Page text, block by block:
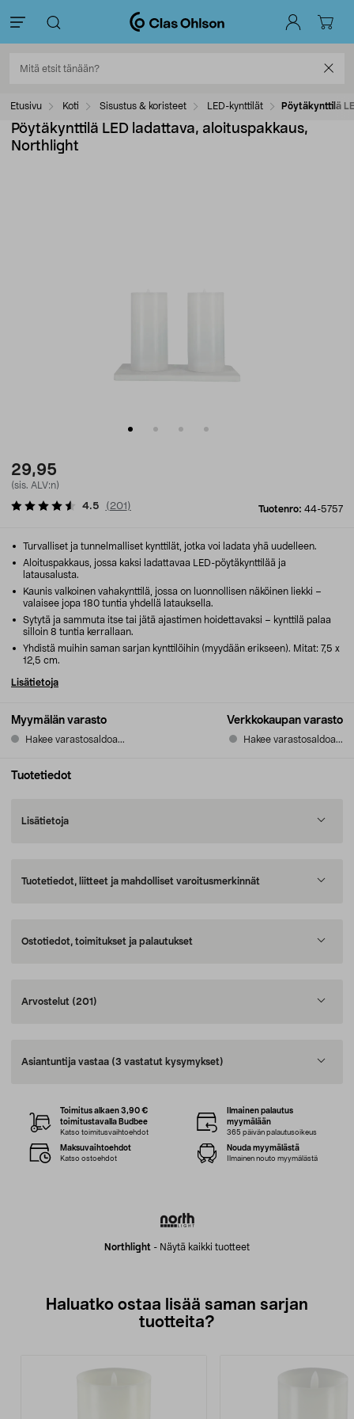
Etusivu Koti Sisustus & koristeet LED-kynttilät Pöytäkynttilä
Pöytäkynttilä LED ladattava, aloituspakkaus,
Northlight
29,95
(sis. ALV:n)
Tuotenro: 44-5757
4.5 ( 201 )
Myymälän varasto
Hakee varastosaldoa...
Verkkokaupan varasto
Hakee varastosaldoa...
Turvalliset ja tunnelmalliset kynttilät, jotka voi ladata yhä uudelleen.
Aloituspakkaus, jossa kaksi ladattavaa LED-pöytäkynttilää ja
latausalusta.
Kaunis valkoinen vahakynttilä, jossa on luonnollisen näköinen liekki –
valaisee jopa 180 tuntia yhdellä latauksella.
Sytytä ja sammuta itse tai jätä ajastimen hoidettavaksi – kynttilä palaa
silloin 8 tuntia kerrallaan.
Yhdistä muihin saman sarjan kynttilöihin (myydään erikseen). Mitat: 7,5 x
12,5 cm.
Lisätietoja
Tuotetiedot
Lisätietoja
Tuotetiedot, liitteet ja mahdolliset varoitusmerkinnät
Ostotiedot, toimitukset ja palautukset
Arvostelut (201)
Asiantuntija vastaa (3 vastatut kysymykset)
Northlight - Näytä kaikki tuotteet
Toimitus alkaen 3,90 €
toimitustavalla Budbee
Katso toimitusvaihtoehdot
Ilmainen palautus
myymälään
365 päivän palautusoikeus
Maksuvaihtoehdot
Katso ostoehdot
Nouda myymälästä
Ilmainen nouto myymälästä
Haluatko ostaa lisää saman sarjan
tuotteita?